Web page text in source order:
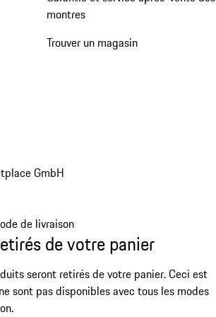
montres
Trouver un magasin
GmbH
de livraison
de votre panier
seront retirés de votre panier. Ceci est
sont pas disponibles avec tous les modes